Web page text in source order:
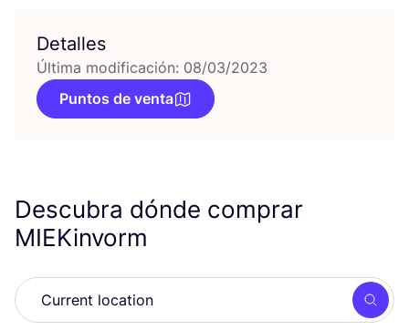
Detalles
Última modificación: 08/03/2023
Puntos de venta
Descubra dónde comprar
MIEKinvorm